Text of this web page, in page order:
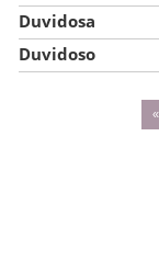
Duvidosa
Duvidoso
«